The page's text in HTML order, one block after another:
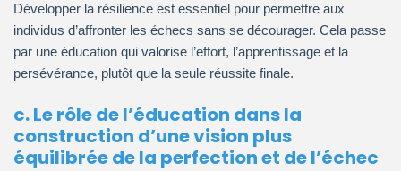
Développer la résilience est essentiel pour permettre aux
individus d’affronter les échecs sans se décourager. Cela passe
par une éducation qui valorise l’effort, l’apprentissage et la
persévérance, plutôt que la seule réussite finale.
c. Le rôle de l’éducation dans la
construction d’une vision plus
équilibrée de la perfection et de l’échec